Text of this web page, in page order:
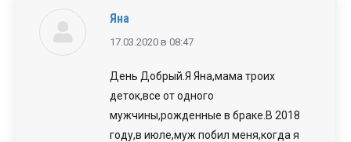
Яна
говорит:
17.03.2020 в 08:47
День Добрый.Я Яна,мама троих
деток,все от одного
мужчины,рожденные в браке.В 2018
году,в июле,муж побил меня,когда я